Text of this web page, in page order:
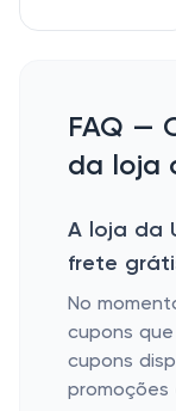
FAQ —
da loja
A loja da
frete
No
cupons
cupons
promoções